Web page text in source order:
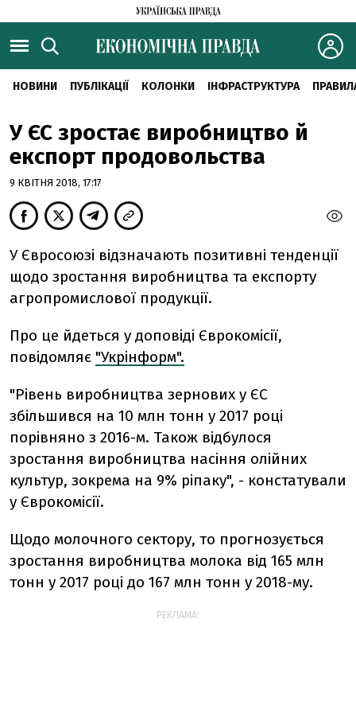
НОВИНИ ПУБЛІКАЦІЇ КОЛОНКИ ІНФРАСТРУКТУРА
У ЄС зростає виробництво й
експорт продовольства
9 КВІТНЯ 2018, 17:17
У Євросоюзі відзначають позитивні тенденції
щодо зростання виробництва та експорту
агропромислової продукції.
Про це йдеться у доповіді Єврокомісії,
повідомляє "Укрінформ".
"Рівень виробництва зернових у ЄС
збільшився на 10 млн тонн у 2017 році
порівняно з 2016-м. Також відбулося
зростання виробництва насіння олійних
культур, зокрема на 9% ріпаку", - констатували
у Єврокомісії.
Щодо молочного сектору, то прогнозується
зростання виробництва молока від 165 млн
тонн у 2017 році до 167 млн тонн у 2018-му.
РЕКЛАМА: